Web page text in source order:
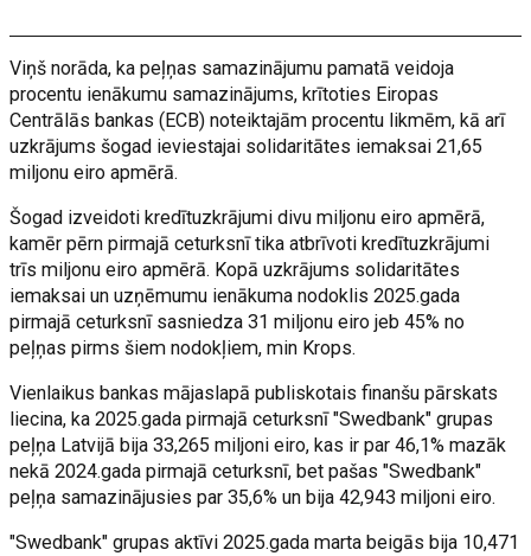
Viņš norāda, ka peļņas samazinājumu pamatā veidoja
procentu ienākumu samazinājums, krītoties Eiropas
Centrālās bankas (ECB) noteiktajām procentu likmēm, kā arī
uzkrājums šogad ieviestajai solidaritātes iemaksai 21,65
miljonu eiro apmērā.
Šogad izveidoti kredītuzkrājumi divu miljonu eiro apmērā,
kamēr pērn pirmajā ceturksnī tika atbrīvoti kredītuzkrājumi
trīs miljonu eiro apmērā. Kopā uzkrājums solidaritātes
iemaksai un uzņēmumu ienākuma nodoklis 2025.gada
pirmajā ceturksnī sasniedza 31 miljonu eiro jeb 45% no
peļņas pirms šiem nodokļiem, min Krops.
Vienlaikus bankas mājaslapā publiskotais finanšu pārskats
liecina, ka 2025.gada pirmajā ceturksnī "Swedbank" grupas
peļņa Latvijā bija 33,265 miljoni eiro, kas ir par 46,1% mazāk
nekā 2024.gada pirmajā ceturksnī, bet pašas "Swedbank"
peļņa samazinājusies par 35,6% un bija 42,943 miljoni eiro.
"Swedbank" grupas aktīvi 2025.gada marta beigās bija 10,471